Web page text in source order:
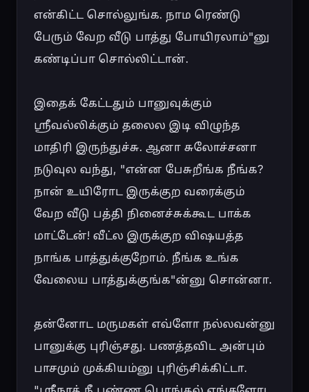
என்கிட்ட சொல்லுங்க. நாம ரெண்டு
பேரும் வேற வீடு பாத்து போயிரலாம்"னு
கண்டிப்பா சொல்லிட்டான்.
இதைக் கேட்டதும் பானுவுக்கும்
ஸ்ரீவல்லிக்கும் தலைல இடி விழுந்த
மாதிரி இருந்துச்சு. ஆனா சுலோச்சனா
நடுவுல வந்து, "என்ன பேசுறீங்க நீங்க?
நான் உயிரோட இருக்குற வரைக்கும்
வேற வீடு பத்தி நினைச்சுக்கூட பாக்க
மாட்டேன்! வீட்ல இருக்குற விஷயத்த
நாங்க பாத்துக்குறோம். நீங்க உங்க
வேலைய பாத்துக்குங்க"ன்னு சொன்னா.
தன்னோட மருமகள் எவ்ளோ நல்லவன்னு
பானுக்கு புரிஞ்சது. பணத்தவிட அன்பும்
பாசமும் முக்கியம்னு புரிஞ்சிக்கிட்டா.